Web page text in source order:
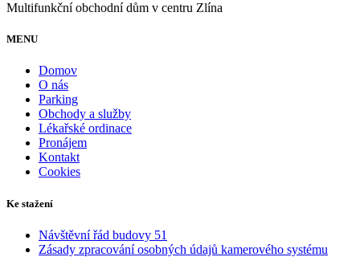
Multifunkční obchodní dům v centru Zlína
MENU
Domov
O nás
Parking
Obchody a služby
Lékařské ordinace
Pronájem
Kontakt
Cookies
Ke stažení
Návštěvní řád budovy 51
Zásady zpracování osobných údajů kamerového systému